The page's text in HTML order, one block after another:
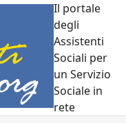
Il portale
degli
Assistenti
Sociali per
un Servizio
Sociale in
rete